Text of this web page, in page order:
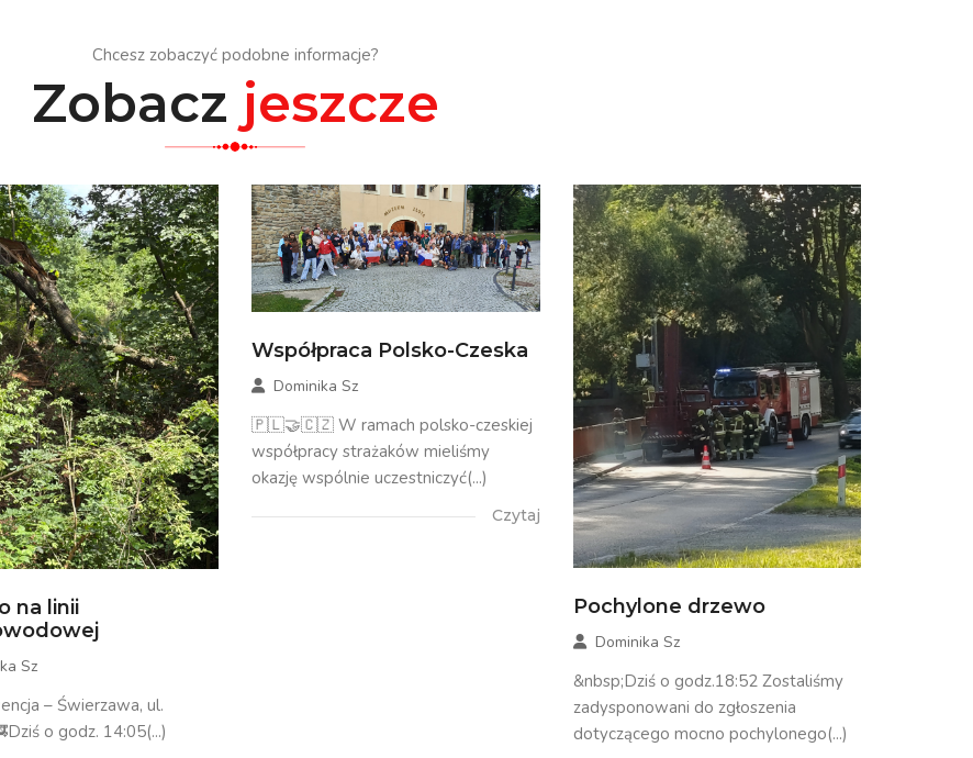
Chcesz zobaczyć podobne informacje?
Zobacz jeszcze
na linii
Sz
– Świerzawa, ul.
o godz. 14:05(...)
Współpraca Polsko-Czeska
Dominika Sz
🇵🇱🤝🇨🇿 W ramach polsko-czeskiej
współpracy strażaków mieliśmy
okazję wspólnie uczestniczyć(...)
Czytaj
Pochylone drzewo
Dominika Sz
&nbsp;Dziś o godz.18:52 Zostaliśmy
zadysponowani do zgłoszenia
dotyczącego mocno pochylonego(...)